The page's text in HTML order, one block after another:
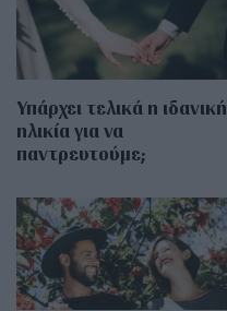
Υπάρχει τελικά η ιδανική
ηλικία για να
παντρευτούμε;